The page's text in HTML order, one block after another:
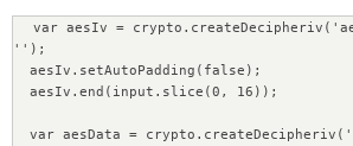
    (*(void (__stdcall **)(_DWORD, _DWORD))
(*g_pMemAllocSteam + 28))(v2[28], 0);
    *((_BYTE *)v2 + 108) = 0;
  }
'');
  aesIv.setAutoPadding(false);
  aesIv.end(input.slice(0, 16));